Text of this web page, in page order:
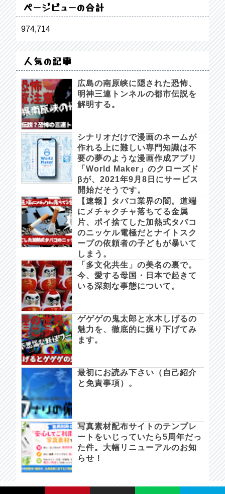
ページビューの合計
974,714
人気の記事
広島の南原峡に隠された恐怖、
明神三連トンネルの都市伝説を
解明する。
シナリオだけで漫画のネームが
作れる上に難しい専門知識は不
要の夢のような漫画作成アプリ
「World Maker」のクローズド
βが、2021年9月8日にサービス
開始だそうです。
【速報】タバコ業界の闇。道端
にメチャクチャ落ちてる金属
片、ポイ捨てした加熱式タバコ
のニッケル電極だとナイトスク
ープの依頼者の子どもが暴いて
しまう。
「多文化共生」の美名の裏で。
今、愛する母国・日本で起きて
いる深刻な事態について。
ゲゲゲの鬼太郎と水木しげるの
魅力を、徹底的に掘り下げてみ
ます。
最初にお読み下さい（自己紹介
と免責事項）。
写真素材配布サイトのテンプレ
ートをいじっていたら5周年だっ
た件。大幅リニューアルのお知
らせ！